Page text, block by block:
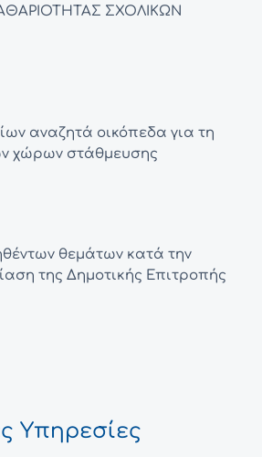
ΣΧΟΛΙΚΩΝ
αναζητά οικόπεδα για τη
χώρων στάθμευσης
θεμάτων κατά την
της Δημοτικής Επιτροπής
Υπηρεσίες